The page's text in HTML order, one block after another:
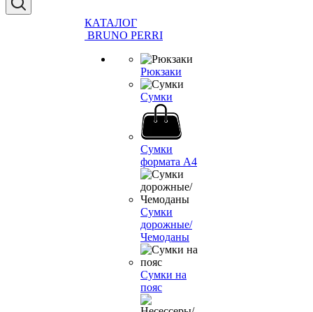
КАТАЛОГ
BRUNO PERRI
Рюкзаки
Сумки
Сумки
формата А4
Сумки
дорожные/
Чемоданы
Сумки на
пояс